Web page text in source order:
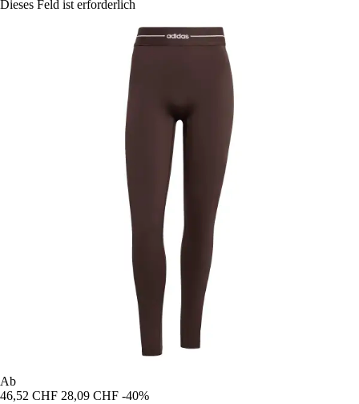
Dieses Feld ist erforderlich
Ab
46,52 CHF 28,09 CHF -40%